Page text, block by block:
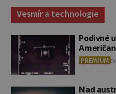
Vesmír a technologie
Podivné
PREMIUM
Nad